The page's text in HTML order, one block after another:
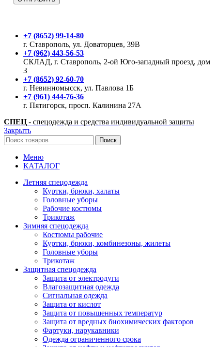
+7 (8652) 99-14-80
г. Ставрополь, ул. Доваторцев, 39В
+7 (962) 443-56-53
СКЛАД, г. Ставрополь, 2-ой Юго-западный проезд, дом
3
+7 (8652) 92-60-70
г. Невинномысск, ул. Павлова 1Б
+7 (961) 444-76-36
г. Пятигорск, просп. Калинина 27А
СПЕЦ - спецодежда и средства индивидуальной защиты
Закрыть
Поиск
Меню
КАТАЛОГ
Летняя спецодежда
Куртки, брюки, халаты
Головные уборы
Рабочие костюмы
Трикотаж
Зимняя спецодежда
Костюмы рабочие
Куртки, брюки, комбинезоны, жилеты
Головные уборы
Трикотаж
Защитная спецодежда
Защита от электродуги
Влагозащитная одежда
Сигнальная одежда
Защита от кислот
Защита от повышенных температур
Защита от вредных биохимических факторов
Фартуки, нарукавники
Одежда ограниченного срока